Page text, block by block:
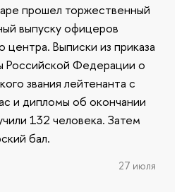
прошел торжественный
выпуску офицеров
центра. Выписки из приказа
Российской Федерации о
звания лейтенанта с
и дипломы об окончании
132 человека. Затем
бал.
27 июля